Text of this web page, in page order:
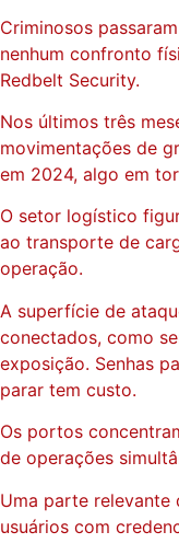
Criminosos
nenhum confronto
Redbelt Security.
Nos últimos três
movimentações de
em 2024, algo em
O setor logístico
ao transporte de
operação.
A superfície de
conectados, como
exposição. Senhas
parar tem custo.
Os portos
de operações
Uma parte relevante
usuários com